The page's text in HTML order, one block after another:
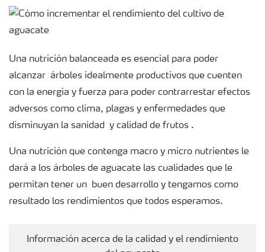
Una nutrición balanceada es esencial para poder
alcanzar árboles idealmente productivos que cuenten
con la energía y fuerza para poder contrarrestar efectos
adversos como clima, plagas y enfermedades que
disminuyan la sanidad y calidad de frutos .
Una nutrición que contenga macro y micro nutrientes le
dará a los árboles de aguacate las cualidades que le
permitan tener un buen desarrollo y tengamos como
resultado los rendimientos que todos esperamos.
Información acerca de la calidad y el rendimiento